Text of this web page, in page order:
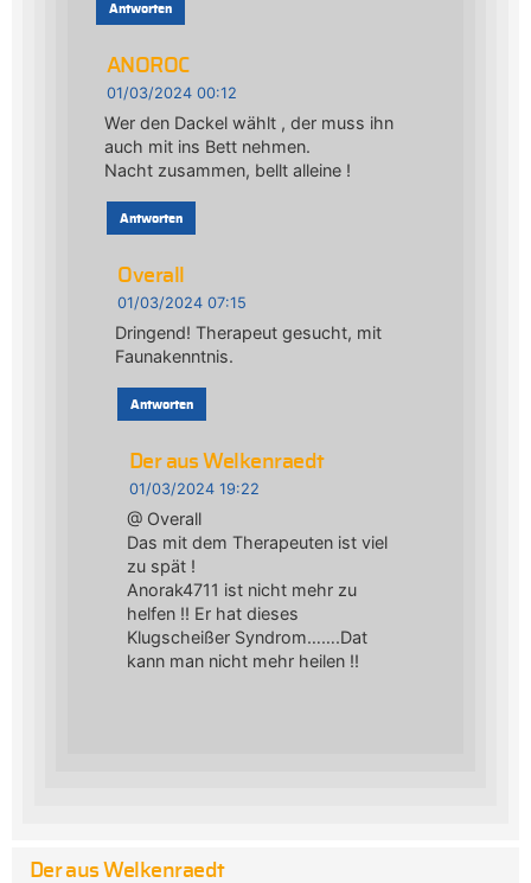
Antworten
ANOROC
01/03/2024 00:12
Wer den Dackel wählt , der muss ihn
auch mit ins Bett nehmen.
Nacht zusammen, bellt alleine !
Antworten
Overall
01/03/2024 07:15
Dringend! Therapeut gesucht, mit
Faunakenntnis.
Antworten
Der aus Welkenraedt
01/03/2024 19:22
@ Overall
Das mit dem Therapeuten ist viel
zu spät !
Anorak4711 ist nicht mehr zu
helfen !! Er hat dieses
Klugscheißer Syndrom…….Dat
kann man nicht mehr heilen !!
Der aus Welkenraedt